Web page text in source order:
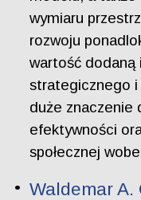
wymiaru
rozwoju
wartość dodaną
strategicznego
duże znaczenie
efektywności
społecznej
Waldemar A.